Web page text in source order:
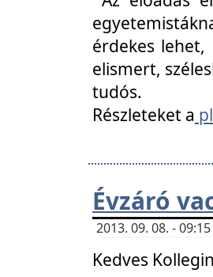
érdekes lehet,
elismert,
tudós.
Részleteket a
Évzáró
2013. 09. 08. -
Kedves